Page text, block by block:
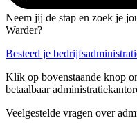
Neem jij de stap en zoek je
Warder?
Besteed je
Klik op bovenstaande knop
betaalbaar
Veelgestelde vragen over